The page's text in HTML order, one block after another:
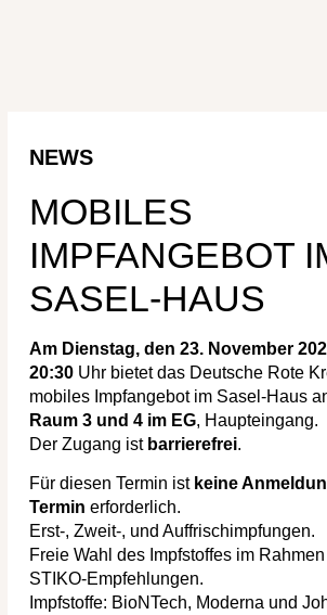
NEWS
MOBILES
IMPFANGEBOT
SASEL-HAUS
Am Dienstag, den 23. November
20:30 Uhr bietet das Deutsche Rote
mobiles Impfangebot im Sasel-Haus
Raum 3 und 4 im EG, Haupteingang.
Der Zugang ist barrierefrei.
Für diesen Termin ist keine
Termin erforderlich.
Erst-, Zweit-, und Auffrischimpfungen.
Freie Wahl des Impfstoffes im
STIKO-Empfehlungen.
Impfstoffe: BioNTech, Moderna und